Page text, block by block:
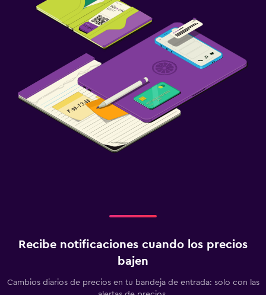
Recibe notificaciones cuando los precios
bajen
Cambios diarios de precios en tu bandeja de entrada: solo con las